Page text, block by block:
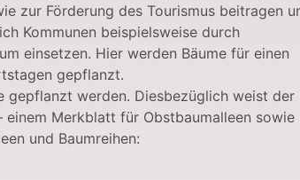
zur Förderung des Tourismus beitragen
Kommunen beispielsweise durch
einsetzen. Hier werden Bäume für einen
gepflanzt.
gepflanzt werden. Diesbezüglich weist der
Merkblatt für Obstbaumalleen sowie
und Baumreihen: